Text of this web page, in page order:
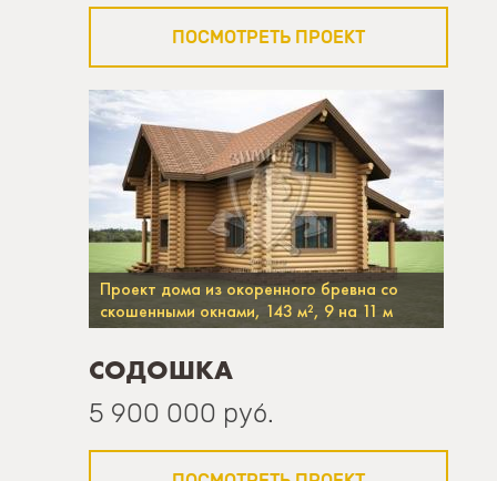
ПОСМОТРЕТЬ ПРОЕКТ
Проект дома из окоренного бревна со
скошенными окнами, 143 м², 9 на 11 м
СОДОШКА
5 900 000 руб.